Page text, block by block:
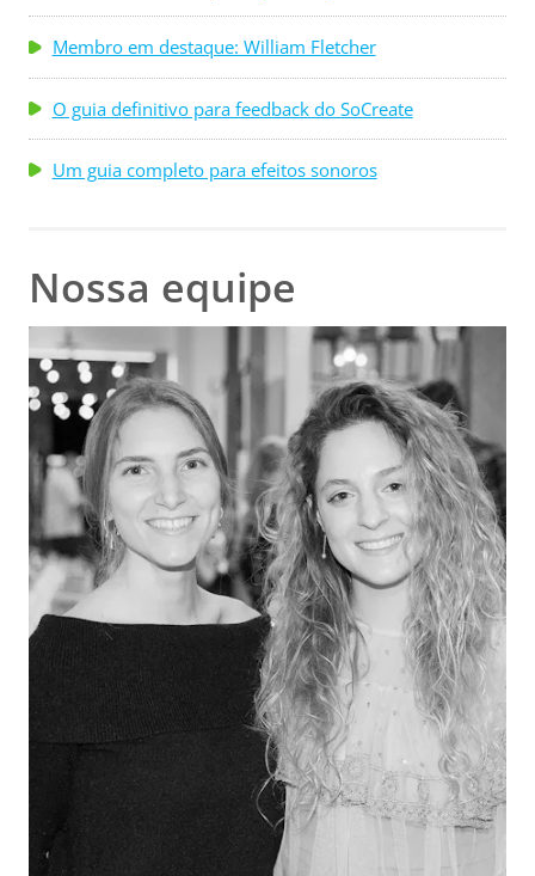
Membro em destaque: William Fletcher
O guia definitivo para feedback do SoCreate
Um guia completo para efeitos sonoros
Nossa equipe